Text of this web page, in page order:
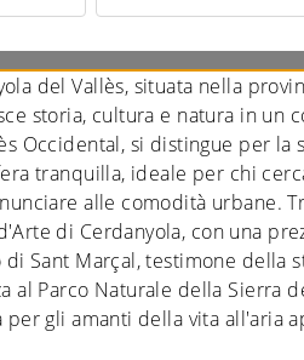
DEL VALLÈS
del Vallès, situata nella
storia, cultura e natura in un
Occidental, si distingue per la
tranquilla, ideale per chi
alle comodità urbane.
di Cerdanyola, con una
di Sant Marçal, testimone della
al Parco Naturale della Sierra
per gli amanti della vita all'aria